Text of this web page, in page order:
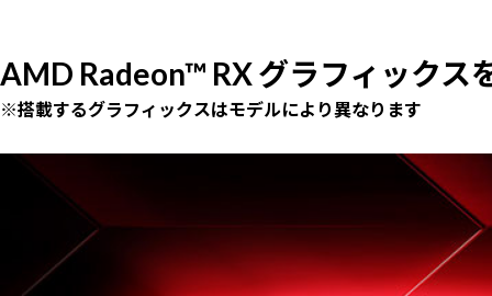
AMD Radeon™ RX グラフィックス
※搭載するグラフィックスはモデルにより異なります